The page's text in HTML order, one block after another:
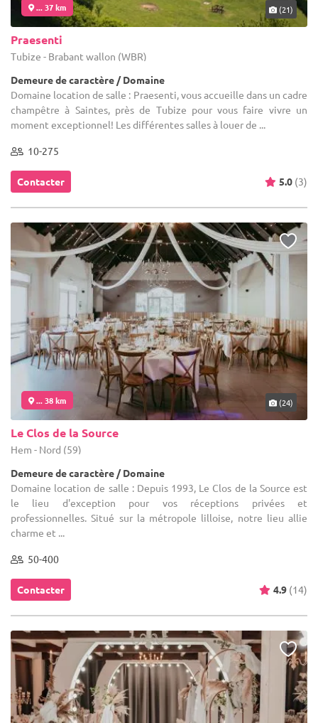
... 37 km (21)
Praesenti
Tubize - Brabant wallon (WBR)
Demeure de caractère / Domaine
Domaine location de salle : Praesenti, vous accueille dans un cadre
champêtre à Saintes, près de Tubize pour vous faire vivre un
moment exceptionnel! Les différentes salles à louer de ...
10-275
Contacter 5.0 (3)
... 38 km (24)
Le Clos de la Source
Hem - Nord (59)
Demeure de caractère / Domaine
Domaine location de salle : Depuis 1993, Le Clos de la Source est
le lieu d'exception pour vos réceptions privées et
professionnelles. Situé sur la métropole lilloise, notre lieu allie
charme et ...
50-400
Contacter 4.9 (14)